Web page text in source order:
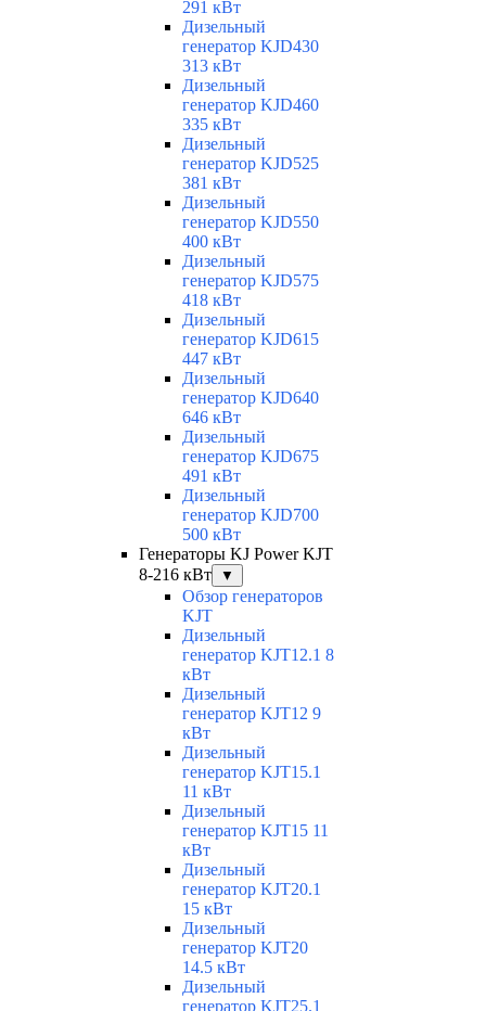
291 кВт
Дизельный
генератор KJD430
313 кВт
Дизельный
генератор KJD460
335 кВт
Дизельный
генератор KJD525
381 кВт
Дизельный
генератор KJD550
400 кВт
Дизельный
генератор KJD575
418 кВт
Дизельный
генератор KJD615
447 кВт
Дизельный
генератор KJD640
646 кВт
Дизельный
генератор KJD675
491 кВт
Дизельный
генератор KJD700
500 кВт
Генераторы KJ Power KJT
8-216 кВт
▼
Обзор генераторов
KJT
Дизельный
генератор KJT12.1 8
кВт
Дизельный
генератор KJT12 9
кВт
Дизельный
генератор KJT15.1
11 кВт
Дизельный
генератор KJT15 11
кВт
Дизельный
генератор KJT20.1
15 кВт
Дизельный
генератор KJT20
14.5 кВт
Дизельный
генератор KJT25.1